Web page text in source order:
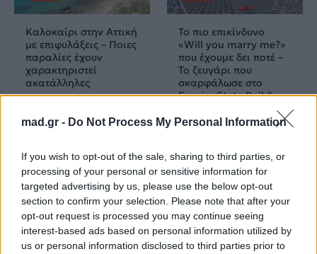
mad.gr - Do Not Process My Personal Information
If you wish to opt-out of the sale, sharing to third parties, or
processing of your personal or sensitive information for
targeted advertising by us, please use the below opt-out
section to confirm your selection. Please note that after your
opt-out request is processed you may continue seeing
interest-based ads based on personal information utilized by
us or personal information disclosed to third parties prior to
Καλοκαίρι στην Αττική
με επιφυλάξεις – Ποιες
παραλίες έχουν
χαρακτηριστεί
ακατάλληλες
04.07.2026
Το πιο επικίνδυνο
«Will you marry me?»
που έχουμε δει ποτέ –
Το ζευγάρι που
σκαρφάλωσε στο
Empire State Building
02.07.2026
News Corporate News